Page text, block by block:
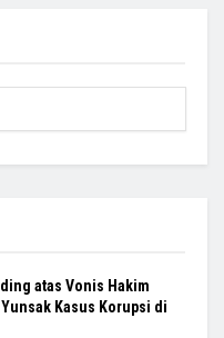
atas Vonis Hakim
Kasus Korupsi di